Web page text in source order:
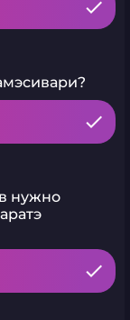
нужно